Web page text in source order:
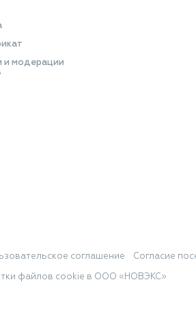
и модерации
соглашение Согласие
файлов cookie в ООО «НОВЭКС»